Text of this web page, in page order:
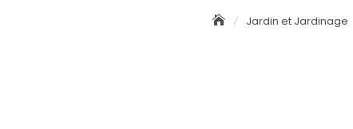
Jardin et Jardinage